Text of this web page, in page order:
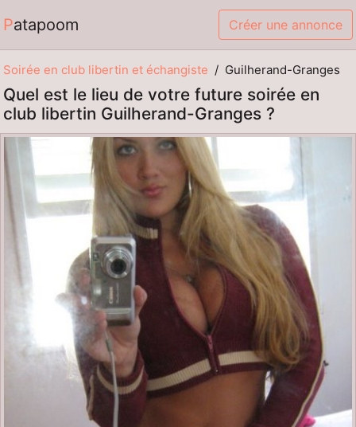
Patapoom Créer une annonce
Soirée en club libertin et échangiste Guilherand-Granges
Quel est le lieu de votre future soirée en
club libertin Guilherand-Granges ?